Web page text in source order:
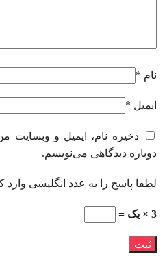
نام *
ایمیل *
ذخیره نام، ایمیل و وبسایت
دوباره دیدگاهی می‌نویسم.
لطفا پاسخ را به عدد انگلیسی وارد
3 × یک =